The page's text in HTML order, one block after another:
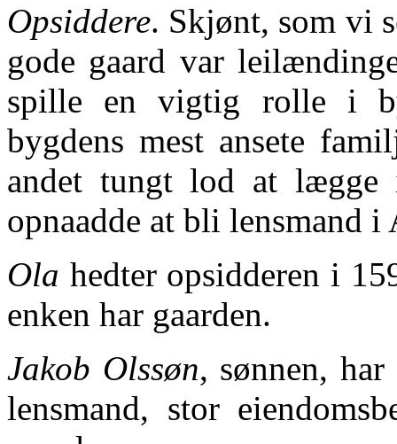
Opsiddere. Skjønt, som vi
gode gaard var
spille en vigtig rolle i
bygdens mest ansete
andet tungt lod at lægge
opnaadde at bli lensmand i
Ola hedter opsidderen i
enken har gaarden.
Jakob Olssøn, sønnen,
lensmand, stor